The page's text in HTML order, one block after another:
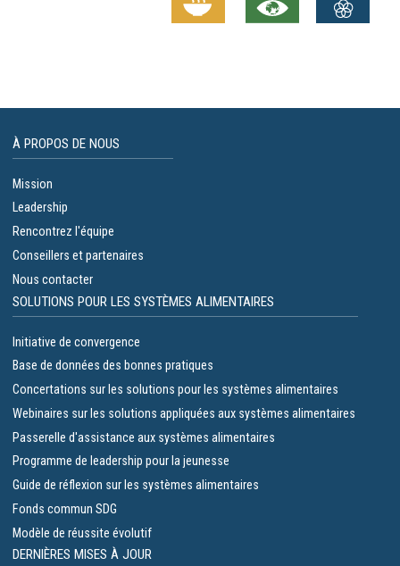
À PROPOS DE NOUS
Mission
Leadership
Rencontrez l'équipe
Conseillers et partenaires
Nous contacter
SOLUTIONS POUR LES SYSTÈMES ALIMENTAIRES
Initiative de convergence
Base de données des bonnes pratiques
Concertations sur les solutions pour les systèmes alimentaires
Webinaires sur les solutions appliquées aux systèmes alimentaires
Passerelle d'assistance aux systèmes alimentaires
Programme de leadership pour la jeunesse
Guide de réflexion sur les systèmes alimentaires
Fonds commun SDG
Modèle de réussite évolutif
DERNIÈRES MISES À JOUR